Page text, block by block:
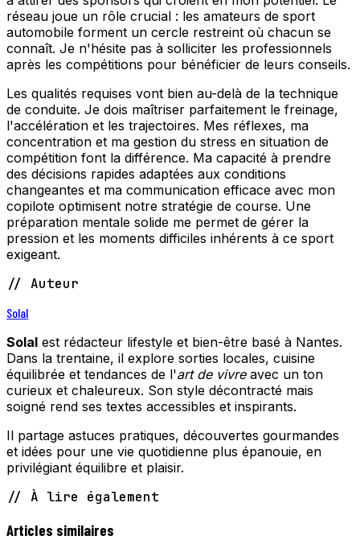
réseau joue un rôle crucial : les amateurs de sport
automobile forment un cercle restreint où chacun se
connaît. Je n'hésite pas à solliciter les professionnels
après les compétitions pour bénéficier de leurs conseils.
Les qualités requises vont bien au-delà de la technique
de conduite. Je dois maîtriser parfaitement le freinage,
l'accélération et les trajectoires. Mes réflexes, ma
concentration et ma gestion du stress en situation de
compétition font la différence. Ma capacité à prendre
des décisions rapides adaptées aux conditions
changeantes et ma communication efficace avec mon
copilote optimisent notre stratégie de course. Une
préparation mentale solide me permet de gérer la
pression et les moments difficiles inhérents à ce sport
exigeant.
// Auteur
Solal
Solal est rédacteur lifestyle et bien-être basé à Nantes.
Dans la trentaine, il explore sorties locales, cuisine
équilibrée et tendances de l'art de vivreavec un ton
curieux et chaleureux. Son style décontracté mais
soigné rend ses textes accessibles et inspirants.
Il partage astuces pratiques, découvertes gourmandes
et idées pour une vie quotidienne plus épanouie, en
privilégiant équilibre et plaisir.
// À lire également
Articles similaires